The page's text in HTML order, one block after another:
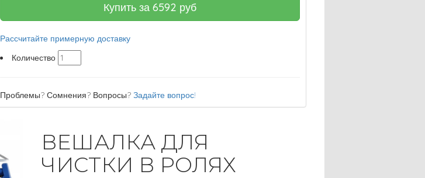
Купить за6592 руб
Рассчитайте примерную доставку
Количество
Проблемы? Сомнения? Вопросы?Задайте вопрос!
ВЕШАЛКА ДЛЯ
ЧИСТКИ В РОЛЯХ